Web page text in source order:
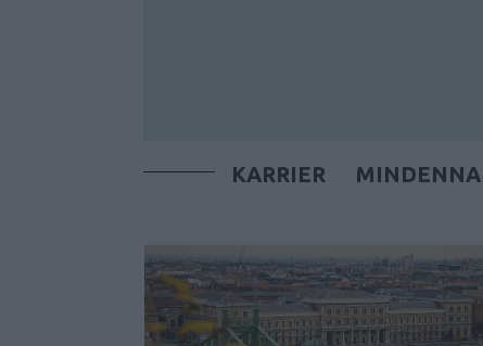
KARRIER